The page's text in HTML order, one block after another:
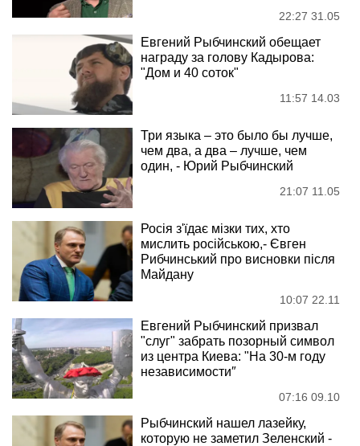
22:27 31.05
Евгений Рыбчинский обещает
награду за голову Кадырова:
"Дом и 40 соток"
11:57 14.03
Три языка – это было бы лучше,
чем два, а два – лучше, чем
один, - Юрий Рыбчинский
21:07 11.05
Росія з'їдає мізки тих, хто
мислить російською,- Євген
Рибчинський про висновки після
Майдану
10:07 22.11
Евгений Рыбчинский призвал
"слуг" забрать позорный символ
из центра Киева: "На 30-м году
независимости″
07:16 09.10
Рыбчинский нашел лазейку,
которую не заметил Зеленский -